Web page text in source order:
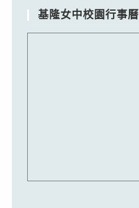
基隆女中校園行事曆